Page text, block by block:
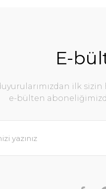
E-
ilk
e-bülten